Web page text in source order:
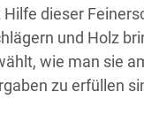
dieser
und Holz
wie man sie
zu erfüllen